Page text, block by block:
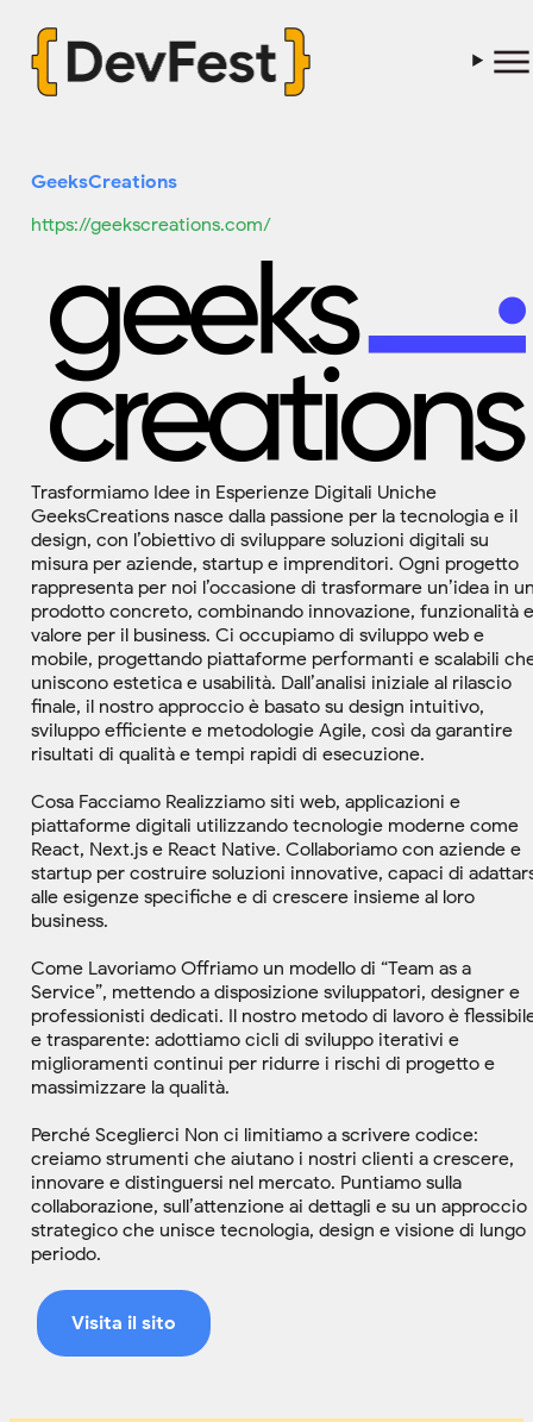
GeeksCreations
https://geekscreations.com/
Trasformiamo Idee in Esperienze Digitali Uniche
GeeksCreations nasce dalla passione per la tecnologia e il
design, con l’obiettivo di sviluppare soluzioni digitali su
misura per aziende, startup e imprenditori. Ogni progetto
rappresenta per noi l’occasione di trasformare un’idea in
prodotto concreto, combinando innovazione, funzionalità
valore per il business. Ci occupiamo di sviluppo web e
mobile, progettando piattaforme performanti e scalabili
uniscono estetica e usabilità. Dall’analisi iniziale al rilascio
finale, il nostro approccio è basato su design intuitivo,
sviluppo efficiente e metodologie Agile, così da garantire
risultati di qualità e tempi rapidi di esecuzione.
Cosa Facciamo Realizziamo siti web, applicazioni e
piattaforme digitali utilizzando tecnologie moderne come
React, Next.js e React Native. Collaboriamo con aziende e
startup per costruire soluzioni innovative, capaci di
alle esigenze specifiche e di crescere insieme al loro
business.
Come Lavoriamo Offriamo un modello di “Team as a
Service”, mettendo a disposizione sviluppatori, designer e
professionisti dedicati. Il nostro metodo di lavoro è
e trasparente: adottiamo cicli di sviluppo iterativi e
miglioramenti continui per ridurre i rischi di progetto e
massimizzare la qualità.
Perché Sceglierci Non ci limitiamo a scrivere codice:
creiamo strumenti che aiutano i nostri clienti a crescere,
innovare e distinguersi nel mercato. Puntiamo sulla
collaborazione, sull’attenzione ai dettagli e su un approccio
strategico che unisce tecnologia, design e visione di lungo
periodo.
Visita il sito